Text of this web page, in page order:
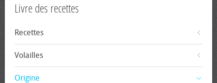
Livre des recettes
Recettes
Volailles
Origine